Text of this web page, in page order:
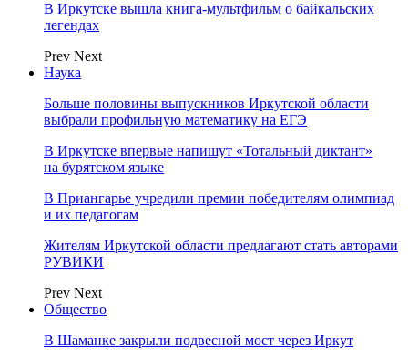
В Иркутске вышла книга-мультфильм о байкальских
легендах
Prev Next
Наука
Больше половины выпускников Иркутской области
выбрали профильную математику на ЕГЭ
В Иркутске впервые напишут «Тотальный диктант»
на бурятском языке
В Приангарье учредили премии победителям олимпиад
и их педагогам
Жителям Иркутской области предлагают стать авторами
РУВИКИ
Prev Next
Общество
В Шаманке закрыли подвесной мост через Иркут